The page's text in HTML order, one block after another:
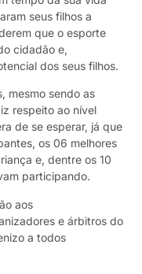
seus filhos a
que o esporte
cidadão e,
dos seus filhos.
mesmo sendo as
respeito ao nível
de se esperar, já que
os 06 melhores
e, dentre os 10
participando.
aos
e árbitros do
a todos